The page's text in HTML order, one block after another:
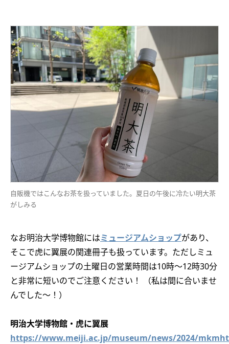
自販機ではこんなお茶を扱っていました。夏日の午後に冷たい明大茶
がしみる
なお明治大学博物館にはミュージアムショップがあり、
そこで虎に翼展の関連冊子も扱っています。ただしミュ
ージアムショップの土曜日の営業時間は10時〜12時30分
と非常に短いのでご注意ください！ （私は間に合いませ
んでした〜！）
明治大学博物館・虎に翼展
https://www.meiji.ac.jp/museum/news/2024/